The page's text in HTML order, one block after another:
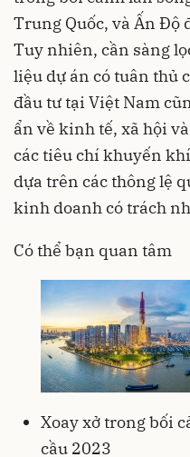
Trung Quốc, và Ấn Độ
Tuy nhiên, cần sàng
liệu dự án có tuân thủ
đầu tư tại Việt Nam
ẩn về kinh tế, xã hội
các tiêu chí khuyến
dựa trên các thông lệ
kinh doanh có trách
Có thể bạn quan tâm
Xoay xở trong bối
cầu 2023